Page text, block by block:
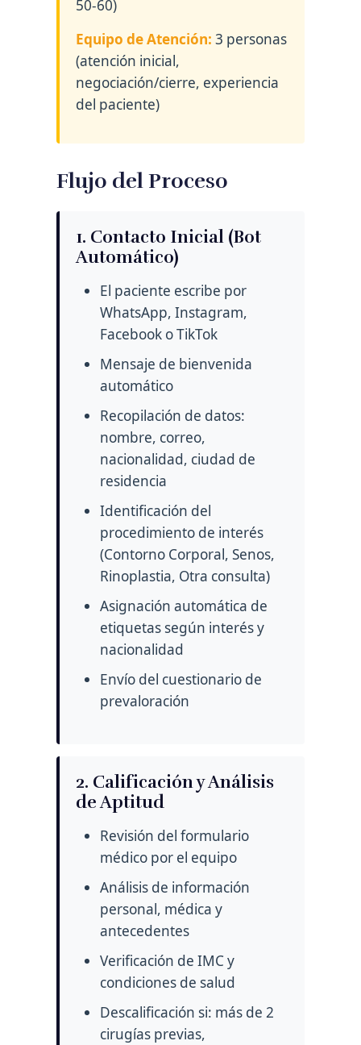
50-60)
Equipo de Atención: 3 personas
(atención inicial,
negociación/cierre, experiencia
del paciente)
Flujo del Proceso
1. Contacto Inicial (Bot
Automático)
El paciente escribe por
WhatsApp, Instagram,
Facebook o TikTok
Mensaje de bienvenida
automático
Recopilación de datos:
nombre, correo,
nacionalidad, ciudad de
residencia
Identificación del
procedimiento de interés
(Contorno Corporal, Senos,
Rinoplastia, Otra consulta)
Asignación automática de
etiquetas según interés y
nacionalidad
Envío del cuestionario de
prevaloración
2. Calificación y Análisis
de Aptitud
Revisión del formulario
médico por el equipo
Análisis de información
personal, médica y
antecedentes
Verificación de IMC y
condiciones de salud
Descalificación si: más de 2
cirugías previas,